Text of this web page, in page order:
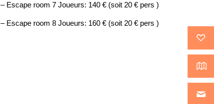
– Escape room 7 Joueurs: 140 € (soit 20 € pers )
– Escape room 8 Joueurs: 160 € (soit 20 € pers )